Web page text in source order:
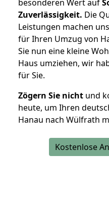
besonderen Wert auf
Zuverlässigkeit. Die
Leistungen machen
für Ihren Umzug von
Sie nun eine kleine
Haus umziehen, wir
für Sie.
Zögern Sie nicht und
heute, um Ihren
Hanau nach Wülfrath
Kostenlose